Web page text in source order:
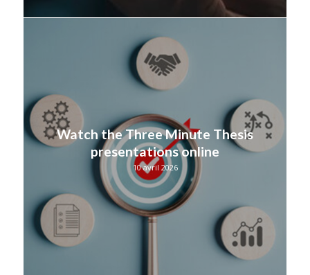
Watch the Three Minute Thesis
presentations online
10 avril 2026